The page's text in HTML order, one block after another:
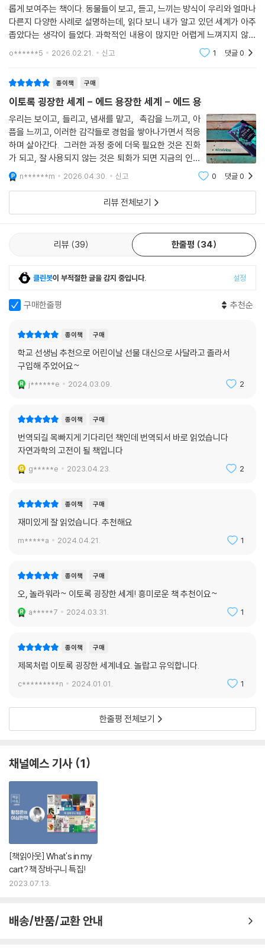
손을 요구한다고 말한다. 하지만 동물의 환경세계를 조금씩 더 이해하게
될 때면 감탄의 목소리로 이렇게 외친다. "우리는 다른 행성에서 온 외계인
을 찾을 필요가 없어요. 바로 옆에 세상을 전혀 다르게 해석하는 동물들이
있으니 말이에요!"(동물 시각 연구자 엘리자베스 제이콥) 에드 용은 생물
을 경험하려고 노력하는 연구자들의 마음까지 생생하고 유쾌하게 담아냈
다.
플라스틱 쓰레기보다 치명적인 ‘인간이 추가한 자극’
고요함을 되찾고 어둠을 보존하기 위해 우리가 해야 하는 일
이 책을 통해 마주하게 될 새로운 감각 세계는 우리가 상상하고 음미하는
동시에 지켜내야 하는 세계다. 저자는 꺼지지 않는 빛과 소음 같은 ‘인간이
추가한 자극’이 자연계를 오염시키고 있다고 경고한다. 사람들은 플라스틱
쓰레기로 인한 해양 오염은 걱정하지만, 해양 소음의 심각성은 전혀 인지
하지 못한다. 인간이 아무 생각 없이 채워 넣은 빛과 소리는, 수백만 년 동
안 그곳에 살아왔던 거주자들을 내쫓고 그들의 의사소통을 무력하게 만드
는 심각한 문제다. 동시에 플라스틱 쓰레기는 분해되는 데만 수백 년이 걸
소리를 줄이면 해결할 수 있다.
인간은 이처럼 다른 동물들의 삶을 그 어느 때보다 힘들게 만든 주범이지
일한 생물이기도 하다. 에드 용은 지구에서 “하나의 종이 사라질 때마다 세
상을 이해하는 방법을 하나씩 잃는 것이나 다름없다”고 말한다. 이 책을 집
필한 시기였던 코로나19 팬데믹 기간 동안 그는 ‘고요함’을 되찾고 ‘어둠’을
을 당부한다. 동물들의 광대한 감각 세계를 살펴본 끝에 결국 이 책에서 전
동료 거주자들을 위해 중요하고 시급한 과제이며, 다른 동물들의 환경세계
를 이해하려는 노력이 그 첫걸음이 될 것이다.
롭게 보여주는 책이다. 동물들이 보고, 듣고, 느끼는 방식이 우리와 얼마나
다른지 다양한 사례로 설명하는데, 읽다 보니 내가 알고 있던 세계가 아주
좁았다는 생각이 들었다. 과학적인 내용이 많지만 어렵게 느껴지지 않았
고, 이야기처럼 자연스럽게 이어져 몰입하게 된다. 특히 보이지 않는 빛과
o******5 2026.02.21. 신고 1 댓글0
종이책 구매
이토록 굉장한 세계 - 에드 용장한 세계 - 에드 용
우리는 보이고, 들리고, 냄새를 맡고, 촉감을 느끼고, 아
픔을 느끼고, 이러한 감각들로 경험을 쌓아나가면서 적응
하며 살아간다. 그러한 과정 중에 더욱 필요한 것은 진화
가 되고, 잘 사용되지 않는 것은 퇴화가 되면 지금의 인간
이 느끼는 여러 감각들을 갖게 되었다. 그렇다면 이러한
일련의 과정이 과연 인간에게만 일어난 것일까.생명을 가
지고 살아가는 모든 것들은 이러한 과정을
n******m 2026.04.30. 신고 0 댓글0
리뷰 전체보기
리뷰 39 한줄평 34
클린봇이 부적절한 글을 감지 중입니다. 설정
구매한줄평 추천순
종이책 구매
학교 선생님 추천으로 어린이날 선물 대신으로 사달라고 졸라서
구입해 주었어요~
j******e 2024.03.09. 2
종이책 구매
번역되길 목빠지게 기다리던 책인데 번역되서 바로 읽었습니다
자연과학의 고전이 될 책입니다
g*****e 2023.04.23. 2
종이책 구매
재미있게 잘 읽었습니다. 추천해요
m*****a 2024.04.21. 1
종이책 구매
오, 놀라워라~ 이토록 굉장한 세계! 흥미로운 책 추천이요~
a*****7 2024.03.31. 1
종이책 구매
제목처럼 이토록 굉장한 세계네요. 놀랍고 유익합니다.
c*********n 2024.01.01. 1
한줄평 전체보기
채널예스 기사 1
[책읽아웃] What's in my
cart? 책 장바구니 특집!
2023.07.13.
배송/반품/교환 안내